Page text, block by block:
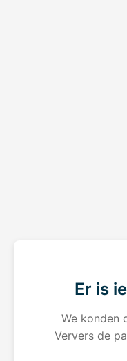
Er is
We konden
Ververs de